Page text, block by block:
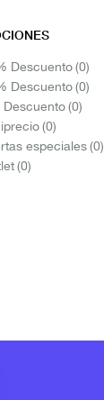
Descuento(0)
Descuento(0)
(0)
(0)
especiales(0)
(0)